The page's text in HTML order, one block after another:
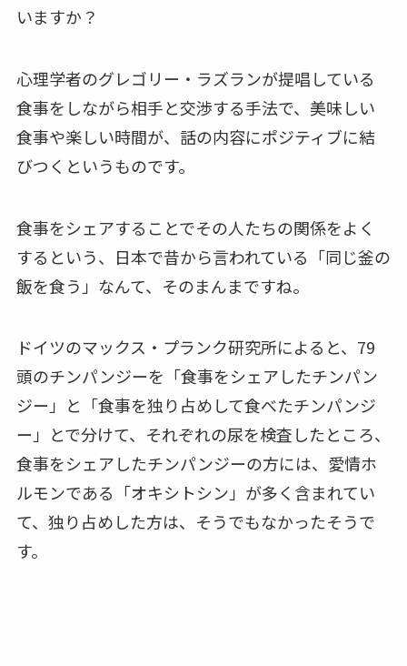
いますか？
心理学者のグレゴリー・ラズランが提唱している
食事をしながら相手と交渉する手法で、美味しい
食事や楽しい時間が、話の内容にポジティブに結
びつくというものです。
食事をシェアすることでその人たちの関係をよく
するという、日本で昔から言われている「同じ釜の
飯を食う」なんて、そのまんまですね。
ドイツのマックス・プランク研究所によると、79
頭のチンパンジーを「食事をシェアしたチンパン
ジー」と「食事を独り占めして食べたチンパンジ
ー」とで分けて、それぞれの尿を検査したところ、
食事をシェアしたチンパンジーの方には、愛情ホ
ルモンである「オキシトシン」が多く含まれてい
て、独り占めした方は、そうでもなかったそうで
す。